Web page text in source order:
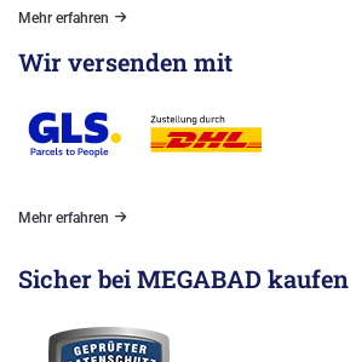
Mehr erfahren
Wir versenden mit
Mehr erfahren
Sicher bei MEGABAD kaufen